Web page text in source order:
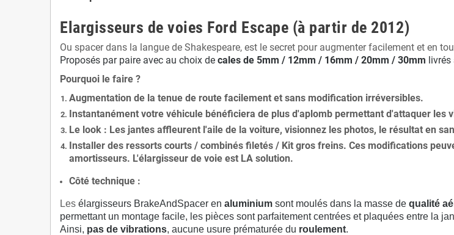
Elargisseurs de voies Ford Escape (à partir de 2012)
Ou spacer dans la langue de Shakespeare, est le secret pour augmenter facilement et en
Proposés par paire avec au choix de cales de 5mm / 12mm / 16mm / 20mm / 30mm livrés
Pourquoi le faire ?
Augmentation de la tenue de route facilement et sans modification irréversibles.
Instantanément votre véhicule bénéficiera de plus d'aplomb permettant d'attaquer les
Le look : Les jantes affleurent l'aile de la voiture, visionnez les photos, le résultat en
Installer des ressorts courts / combinés filetés / Kit gros freins. Ces modifications
amortisseurs. L'élargisseur de voie est LA solution.
Côté technique :
Les élargisseurs BrakeAndSpacer en aluminium sont moulés dans la masse de qualité
permettant un montage facile, les pièces sont parfaitement centrées et plaquées entre la
Ainsi, pas de vibrations, aucune usure prématurée du roulement.